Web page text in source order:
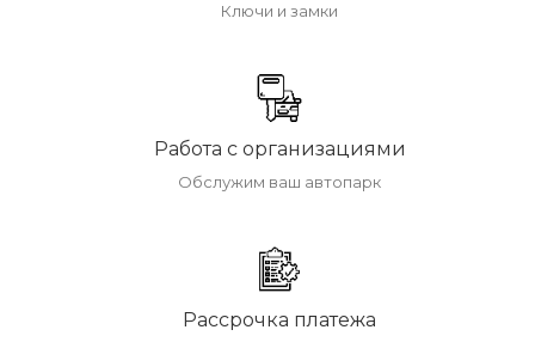
Ключи и замки
Работа с организациями
Обслужим ваш автопарк
Рассрочка платежа